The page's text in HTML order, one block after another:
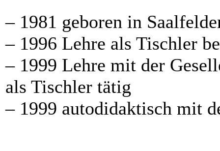
– 1981 geboren in
– 1996 Lehre als Tischler
– 1999 Lehre mit der
als Tischler tätig
– 1999 autodidaktisch mit